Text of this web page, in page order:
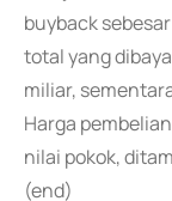
buyback
total yang
miliar,
Harga
nilai pokok,
(end)